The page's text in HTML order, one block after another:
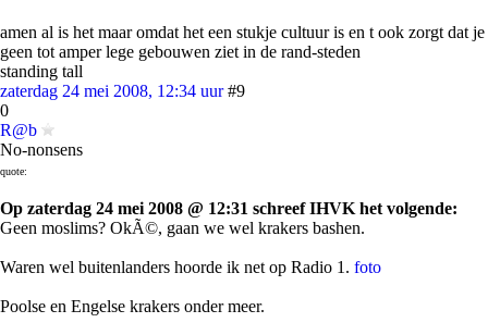
amen al is het maar omdat het een stukje cultuur is en t ook zorgt dat je
geen tot amper lege gebouwen ziet in de rand-steden
standing tall
zaterdag 24 mei 2008, 12:34 uur #9
0
R@b
No-nonsens
quote:
Op zaterdag 24 mei 2008 @ 12:31 schreef IHVK het volgende:
Geen moslims? OkÃ©, gaan we wel krakers bashen.
Waren wel buitenlanders hoorde ik net op Radio 1. foto
Poolse en Engelse krakers onder meer.